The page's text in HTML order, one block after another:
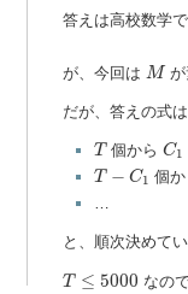
答えは高校数学
が、今回は M
M が
だが、答えの式
T
T個からC1
C1
T − C1
T− 1
個
…
と、順次決めて
T ≤ 5000
T≤ 5000 なの